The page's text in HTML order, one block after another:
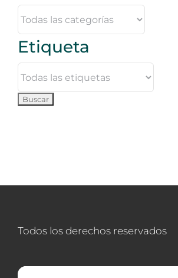
Etiqueta
Todos los derechos reservados